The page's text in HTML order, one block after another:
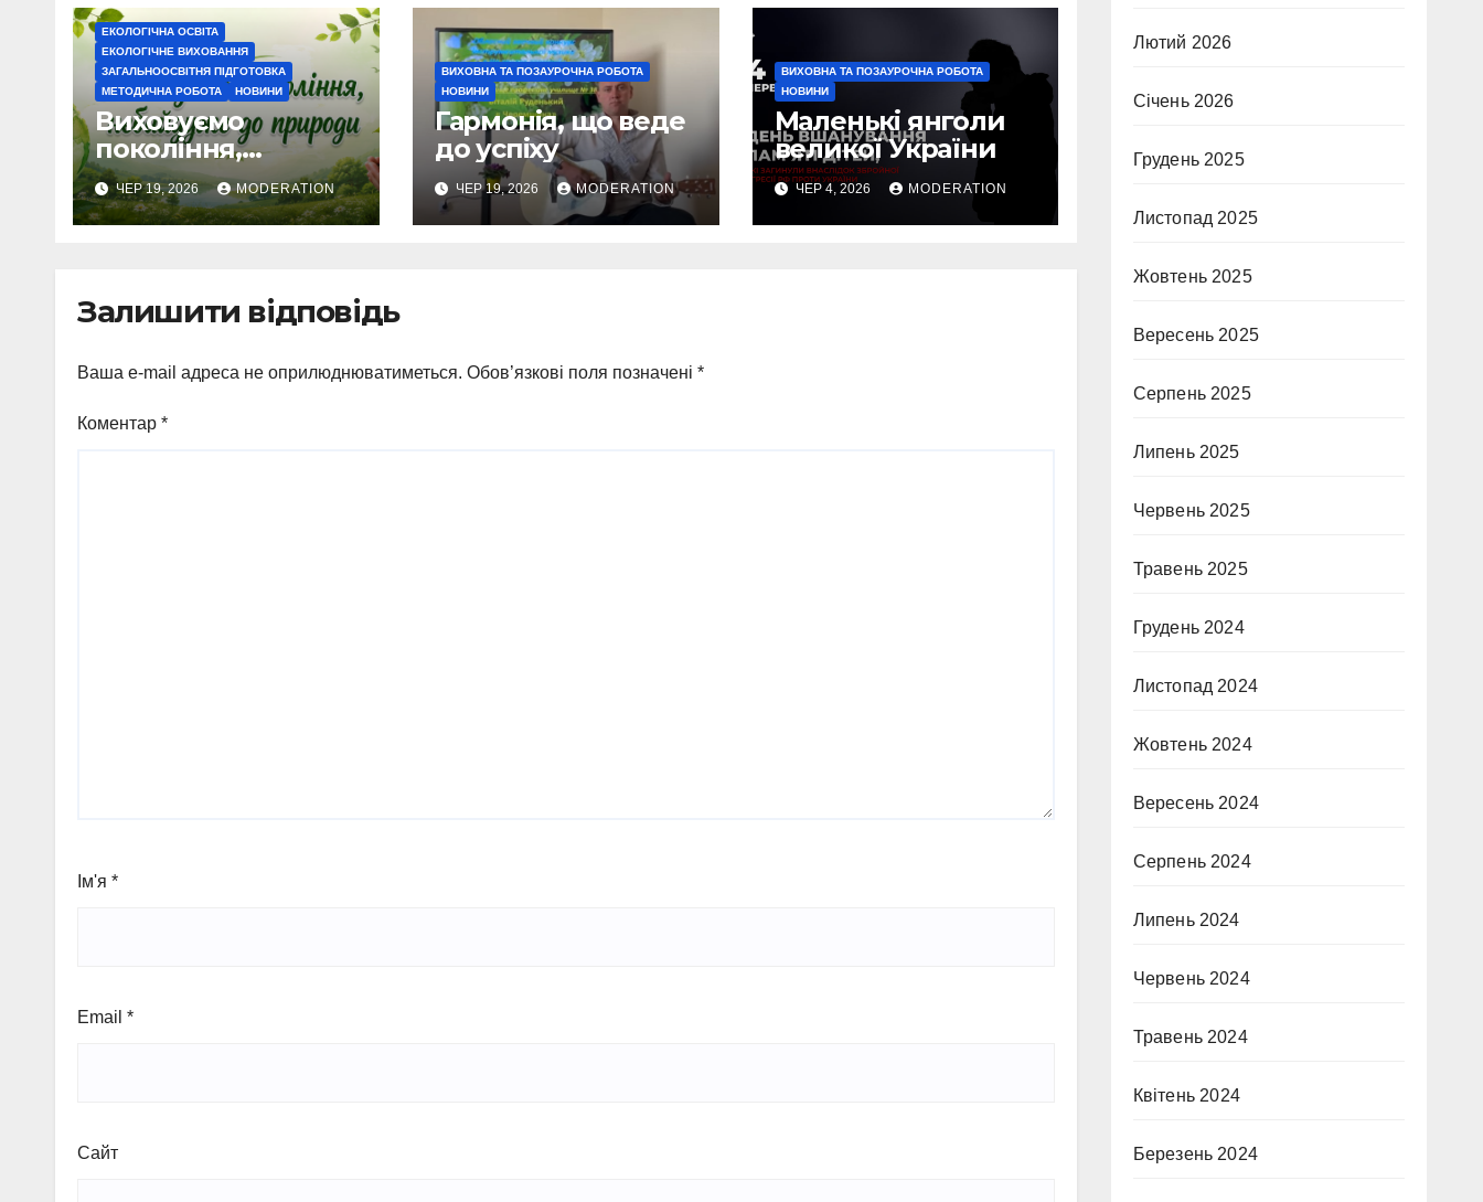
ЕКОЛОГІЧНА ОСВІТА
ЕКОЛОГІЧНЕ ВИХОВАННЯ
ЗАГАЛЬНООСВІТНЯ ПІДГОТОВКА
МЕТОДИЧНА РОБОТА
НОВИНИ
Виховуємо
покоління,
небайдуже до
природи
ЧЕР 19, 2026 MODERATION
ВИХОВНА ТА ПОЗАУРОЧНА РОБОТА
НОВИНИ
Гармонія, що веде
до успіху
ЧЕР 19, 2026 MODERATION
ВИХОВНА ТА ПОЗАУРОЧНА РОБОТА
НОВИНИ
Маленькі янголи
великої України
ЧЕР 4, 2026 MODERATION
Залишити відповідь
Ваша e-mail адреса не оприлюднюватиметься. Обов’язкові поля позначені *
Коментар *
Ім'я *
Email *
Сайт
Лютий 2026
Січень 2026
Грудень 2025
Листопад 2025
Жовтень 2025
Вересень 2025
Серпень 2025
Липень 2025
Червень 2025
Травень 2025
Грудень 2024
Листопад 2024
Жовтень 2024
Вересень 2024
Серпень 2024
Липень 2024
Червень 2024
Травень 2024
Квітень 2024
Березень 2024